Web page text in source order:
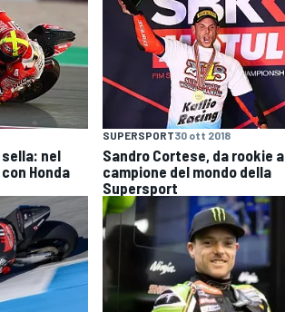
nel
Honda
SUPERSPORT30 ott 2018
Sandro Cortese, da rookie a
campione del mondo della
Supersport